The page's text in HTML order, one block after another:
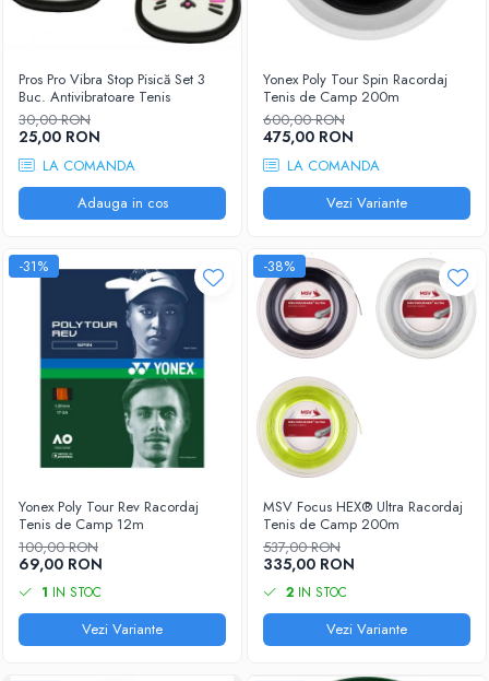
Pros Pro Vibra Stop Pisică Set 3
Buc. Antivibratoare Tenis
30,00 RON
25,00 RON
LA COMANDA
Adauga in cos
Yonex Poly Tour Spin Racordaj
Tenis de Camp 200m
600,00 RON
475,00 RON
LA COMANDA
Vezi Variante
-31%
Yonex Poly Tour Rev Racordaj
Tenis de Camp 12m
100,00 RON
69,00 RON
1 IN STOC
Vezi Variante
-38%
MSV Focus HEX® Ultra Racordaj
Tenis de Camp 200m
537,00 RON
335,00 RON
2 IN STOC
Vezi Variante